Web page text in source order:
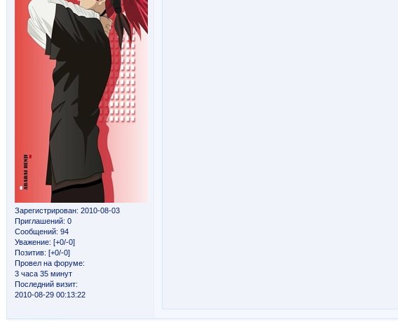
Зарегистрирован: 2010-08-03
Приглашений: 0
Сообщений: 94
Уважение: [+0/-0]
Позитив: [+0/-0]
Провел на форуме:
3 часа 35 минут
Последний визит:
2010-08-29 00:13:22